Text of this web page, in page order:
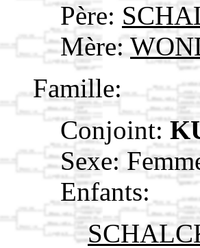
Père:
Mère:
Famille:
Conjoint:
Sexe:
Enfants: